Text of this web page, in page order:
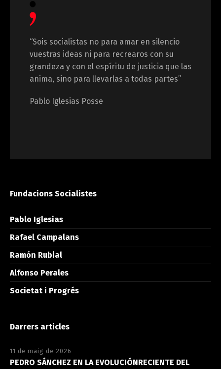
“Sois socialistas no para amar en silencio
vuestras ideas ni para recrearos con su
grandeza y con el espíritu de justicia que las
anima, sino para llevarlas a todas partes”
Pablo Iglesias Posse
Fundacions Socialistes
Pablo Iglesias
Rafael Campalans
Ramón Rubial
Alfonso Perales
Societat i Progrés
Darrers articles
11 de maig de 2026
PEDRO SÁNCHEZ EN LA EVOLUCIÓNRECIENTE DEL